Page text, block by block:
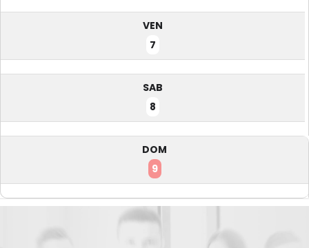
VEN
7
SAB
8
DOM
9